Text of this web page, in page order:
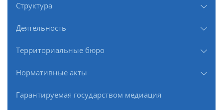
Структура
Деятельность
Территориальные бюро
Нормативные акты
Гарантируемая государством медиация